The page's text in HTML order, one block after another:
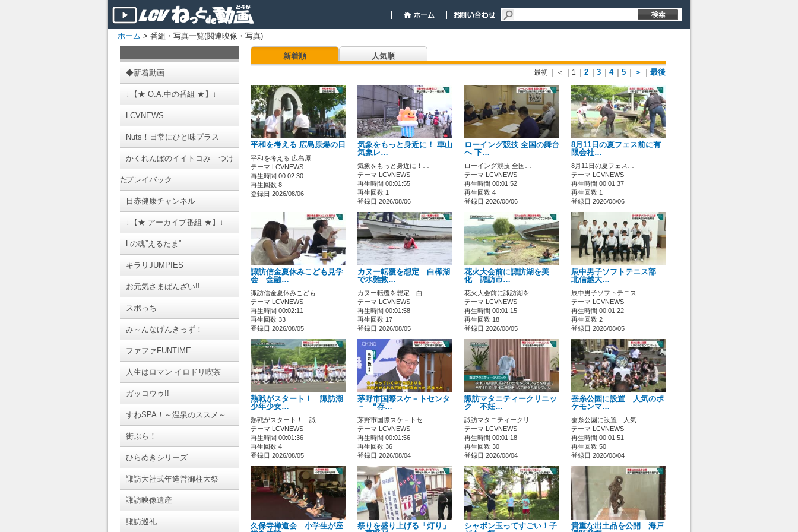
ホーム > 番組・写真一覧(関連映像・写真)
◆新着動画
↓【★ O.A.中の番組 ★】↓
LCVNEWS
Nuts！日常にひと味プラス
かくれんぼのイイトコみ―つけ
たプレイバック
日赤健康チャンネル
↓【★ アーカイブ番組 ★】↓
Lの魂”えるたま”
キラリJUMPIES
お元気さまばんざい!!
スポっち
み～んなげんきっず！
ファファFUNTIME
人生はロマン イロドリ喫茶
ガッコウゥ!!
すわSPA！～温泉のススメ～
街ぶら！
ひらめきシリーズ
諏訪大社式年造営御柱大祭
諏訪映像遺産
諏訪巡礼
新着順 人気順
最初 ｜＜ ｜1 2 3 4 5 ＞ 最後
平和を考える 広島原爆の日
平和を考える 広島原…
テーマ LCVNEWS
再生時間 00:02:30
再生回数 8
登録日 2026/08/06
気象をもっと身近に！ 車山
気象レ…
気象をもっと身近に！…
テーマ LCVNEWS
再生時間 00:01:55
再生回数 1
登録日 2026/08/06
ローイング競技 全国の舞台
へ 下…
ローイング競技 全国…
テーマ LCVNEWS
再生時間 00:01:52
再生回数 4
登録日 2026/08/06
8月11日の夏フェス前に有
限会社…
8月11日の夏フェス…
テーマ LCVNEWS
再生時間 00:01:37
再生回数 1
登録日 2026/08/06
諏訪信金夏休みこども見学
会 金融…
諏訪信金夏休みこども…
テーマ LCVNEWS
再生時間 00:02:11
再生回数 33
登録日 2026/08/05
カヌー転覆を想定 白樺湖
で水難救…
カヌー転覆を想定 白…
テーマ LCVNEWS
再生時間 00:01:58
再生回数 17
登録日 2026/08/05
花火大会前に諏訪湖を美
化 諏訪市…
花火大会前に諏訪湖を…
テーマ LCVNEWS
再生時間 00:01:15
再生回数 18
登録日 2026/08/05
辰中男子ソフトテニス部
北信越大…
辰中男子ソフトテニス…
テーマ LCVNEWS
再生時間 00:01:22
再生回数 2
登録日 2026/08/05
熱戦がスタート！ 諏訪湖
少年少女…
熱戦がスタート！ 諏…
テーマ LCVNEWS
再生時間 00:01:36
再生回数 4
登録日 2026/08/05
茅野市国際スケ－トセンタ
－ “存…
茅野市国際スケ－トセ…
テーマ LCVNEWS
再生時間 00:01:56
再生回数 36
登録日 2026/08/04
諏訪マタニティークリニッ
ク 不妊…
諏訪マタニティークリ…
テーマ LCVNEWS
再生時間 00:01:18
再生回数 30
登録日 2026/08/04
蚕糸公園に設置 人気のポ
ケモンマ…
蚕糸公園に設置 人気…
テーマ LCVNEWS
再生時間 00:01:51
再生回数 50
登録日 2026/08/04
久保寺禅道会 小学生が座
祭りを盛り上げる「灯り」
シャボン玉ってすごい！子
貴重な出土品を公開 海戸